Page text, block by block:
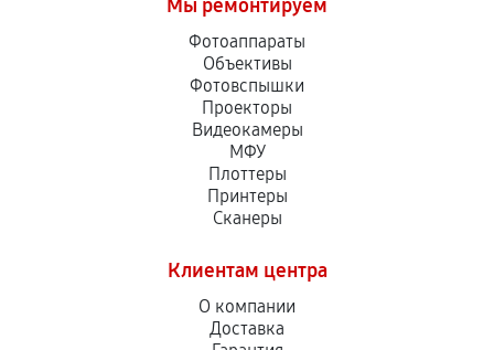
Мы ремонтируем
Фотоаппараты
Объективы
Фотовспышки
Проекторы
Видеокамеры
МФУ
Плоттеры
Принтеры
Сканеры
Клиентам центра
О компании
Доставка